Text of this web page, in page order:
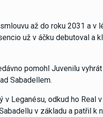
až do roku 2031 a v
už v áčku debutoval a
pomohl Juvenilu vyhrát
Sabadellem.
v Leganésu, odkud ho Real
v základu a patřil k